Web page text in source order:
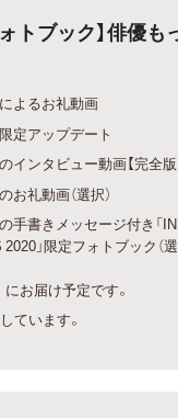
トブック】俳優も
よるお礼動画
定アップデート
インタビュー動画【完全版】
お礼動画（選択）
手書きメッセージ付き「
」限定フォトブック（選
お届け予定です。
ています。